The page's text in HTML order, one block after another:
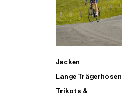
Jacken
Lange Trägerhosen
Trikots &